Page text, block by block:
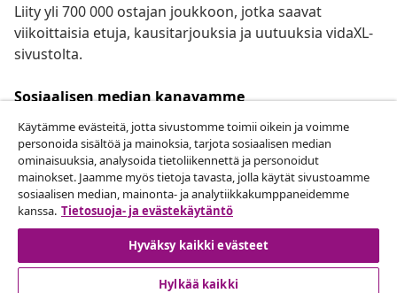
Liity yli 700 000 ostajan joukkoon, jotka saavat
viikoittaisia etuja, kausitarjouksia ja uutuuksia vidaXL-
sivustolta.
Sosiaalisen median kanavamme
Peruuta tilaus
Lähetä tilauksen peruutuspyyntö.
Peruuta tilaus
Käytämme evästeitä, jotta sivustomme toimii oikein ja voimme
personoida sisältöä ja mainoksia, tarjota sosiaalisen median
ominaisuuksia, analysoida tietoliikennettä ja personoidut
mainokset. Jaamme myös tietoja tavasta, jolla käytät sivustoamme
sosiaalisen median, mainonta- ja analytiikkakumppaneidemme
kanssa. Tietosuoja- ja evästekäytäntö
Hyväksy kaikki evästeet
Hylkää kaikki